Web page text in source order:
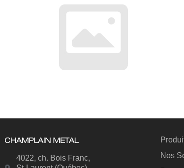
4022, ch. Bois Franc,
Nos